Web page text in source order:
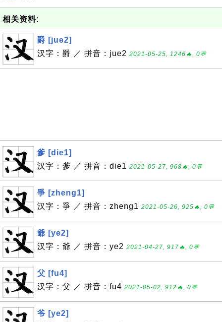
相关资料:
爵 [jue2]
汉字：爵 ／ 拼音：jue2 2021-05-25, 1246🔥, 0💬
爹 [die1]
汉字：爹 ／ 拼音：die1 2021-05-27, 968🔥, 0💬
爭 [zheng1]
汉字：爭 ／ 拼音：zheng1 2021-05-26, 925🔥, 0💬
爺 [ye2]
汉字：爺 ／ 拼音：ye2 2021-04-27, 917🔥, 0💬
父 [fu4]
汉字：父 ／ 拼音：fu4 2021-05-02, 912🔥, 0💬
爷 [ye2]